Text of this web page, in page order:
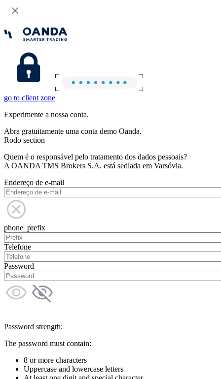
go to client zone
Experimente a nossa conta.
Abra gratuitamente uma conta demo Oanda.
Rodo section
Quem é o responsável pelo tratamento dos dados pessoais?
A OANDA TMS Brokers S.A. está sediada em Varsóvia.
Endereço de e-mail
phone_prefix
Telefone
Password
Password strength:
The password must contain:
8 or more characters
Uppercase and lowercase letters